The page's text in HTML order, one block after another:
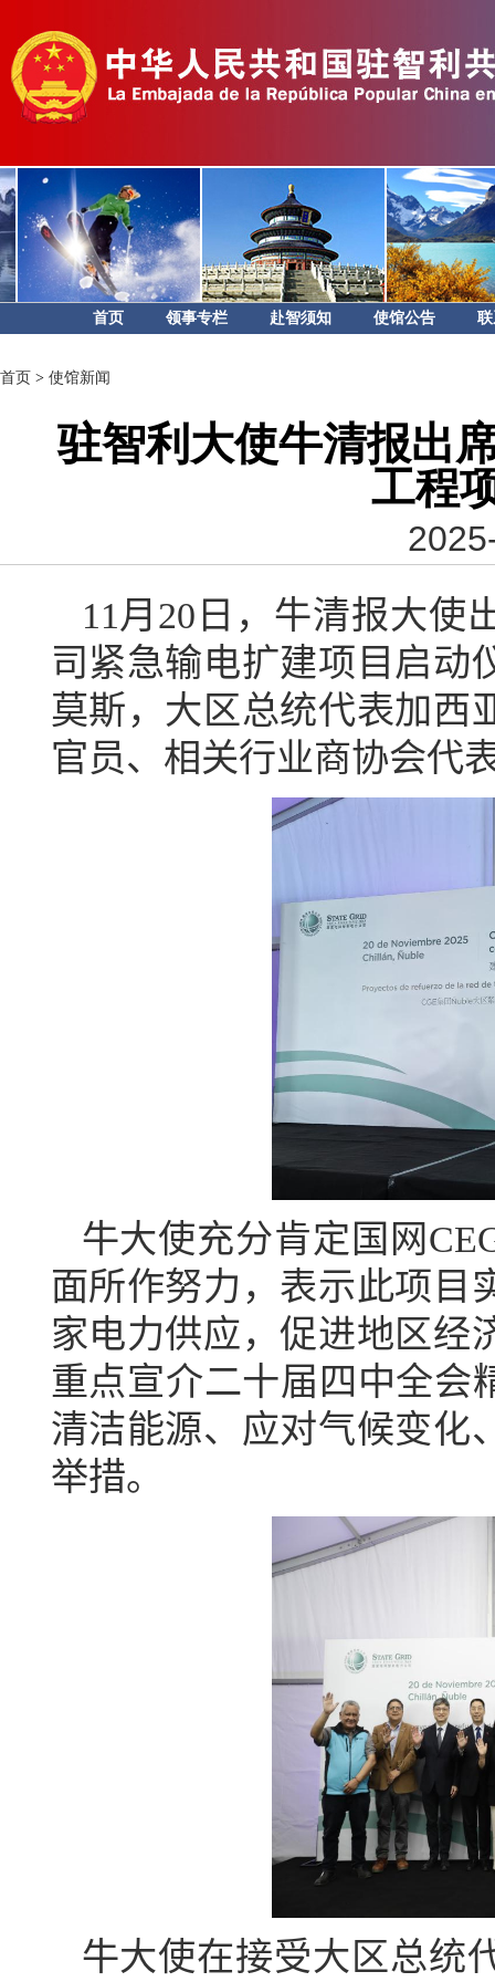
首页 领事专栏 赴智须知 使馆公告
首页 > 使馆新闻
驻智利大使牛清报出
工程
11月 20 日，牛清报大使
司紧急输电扩建项目启动
莫斯，大区总统代表加西
官员、相关行业商协会代
牛大使充分肯定国网
面所作努力，表示此项目
家电力供应，促进地区经
重点宣介二十届四中全会
清洁能源、应对气候变化
举措。
牛大使在接受大区总统